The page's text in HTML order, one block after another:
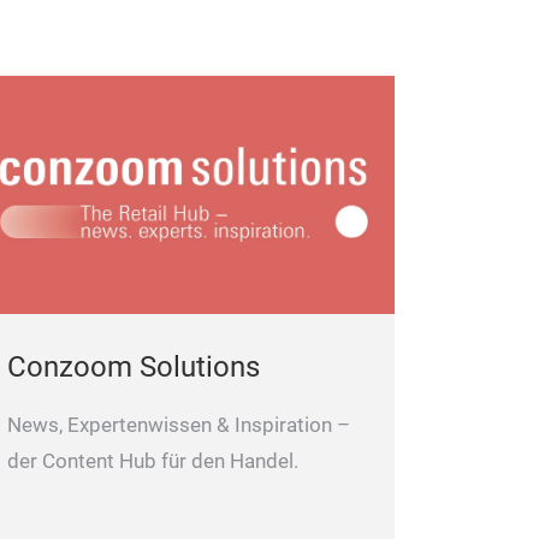
Conzoom Solutions
News, Expertenwissen & Inspiration –
der Content Hub für den Handel.